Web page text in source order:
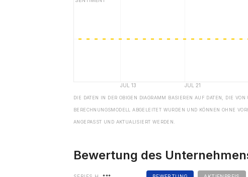
DIE DATEN IN DER OBIGEN DIAGRAMM BASIEREN AUF DATEN, DIE VON
BERECHNUNGSMODELL ABGELEITET WURDEN UND KÖNNEN OHNE
ANGEPASST UND AKTUALISIERT WERDEN.
Bewertung des